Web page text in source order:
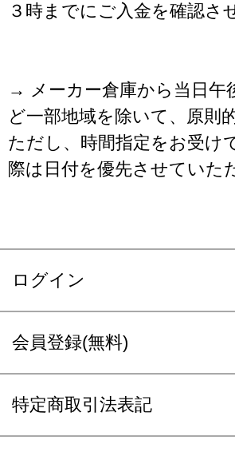
３時までにご入金を確認さ
→ メーカー倉庫から当日午
ど一部地域を除いて、原則
ただし、時間指定をお受け
際は日付を優先させていた
ログイン
会員登録(無料)
特定商取引法表記